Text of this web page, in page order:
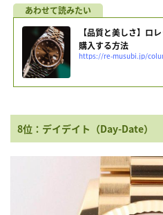
【品質と美しさ】ロ
購入する方法
https://re-musubi.jp/
8位：デイデイト（Day-Date）